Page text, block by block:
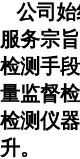
公司
服务宗
检测手
量监督
检测仪
升。